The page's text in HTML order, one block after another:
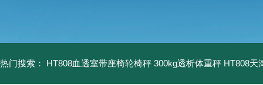
热门搜索： HT808血透室带座椅轮椅秤 300kg透析体重秤 HT808天